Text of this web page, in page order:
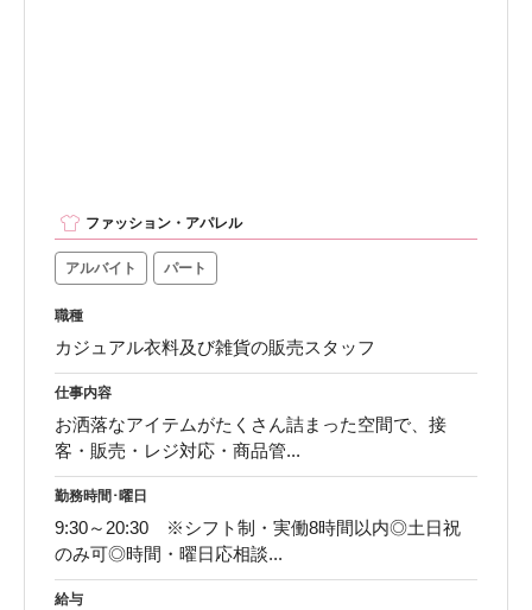
ファッション・アパレル
アルバイト パート
職種
カジュアル衣料及び雑貨の販売スタッフ
仕事内容
お洒落なアイテムがたくさん詰まった空間で、接
客・販売・レジ対応・商品管...
勤務時間･曜日
9:30～20:30 ※シフト制・実働8時間以内◎土日祝
のみ可◎時間・曜日応相談...
給与